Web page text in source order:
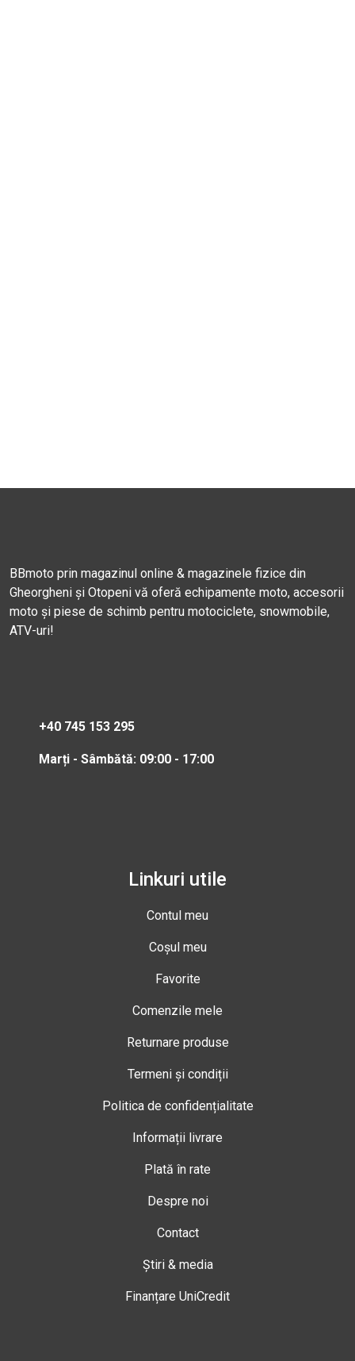
BBmoto prin magazinul online & magazinele fizice din
Gheorgheni și Otopeni vă oferă echipamente moto, accesorii
moto și piese de schimb pentru motociclete, snowmobile,
ATV-uri!
+40 745 153 295
Marți - Sâmbătă: 09:00 - 17:00
Linkuri utile
Contul meu
Coșul meu
Favorite
Comenzile mele
Returnare produse
Termeni și condiții
Politica de confidențialitate
Informații livrare
Plată în rate
Despre noi
Contact
Știri & media
Finanțare UniCredit